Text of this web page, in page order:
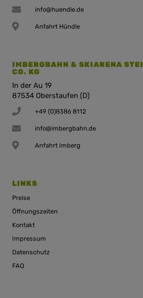
info@huendle.de
Anfahrt Hündle
IMBERGBAHN & SKIARENA
CO. KG
In der Au 19
87534 Oberstaufen (D)
+49 (0)8386 8112
info@imbergbahn.de
Anfahrt Imberg
LINKS
Preise
Öffnungszeiten
Kontakt
Impressum
Datenschutz
FAQ